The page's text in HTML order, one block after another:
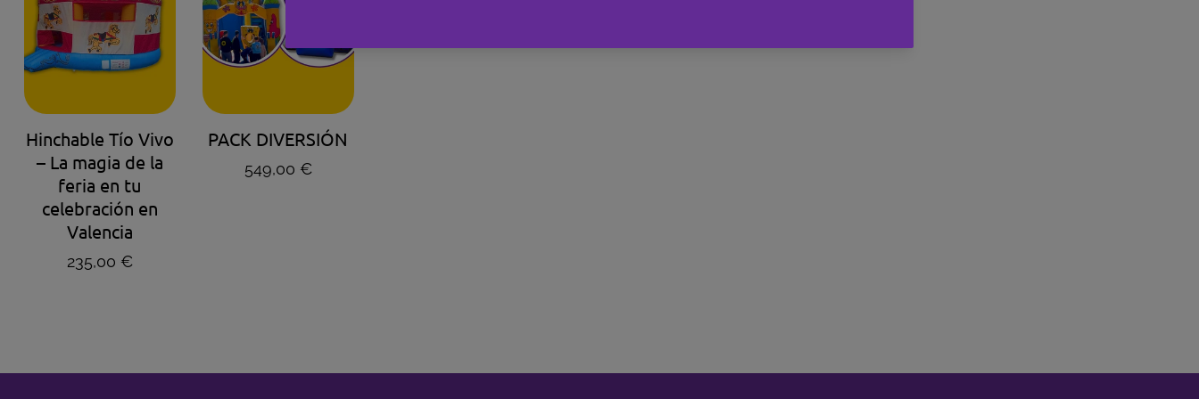
Hinchable Tío Vivo
– La magia de la
feria en tu
celebración en
Valencia
Precio regular
235,00 €
PACK DIVERSIÓN
Precio regular
549,00 €